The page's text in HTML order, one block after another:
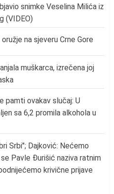
snimke Veselina Milića iz
(VIDEO)
na sjeveru Crne Gore
muškarca, izrečena joj
pamti ovakav slučaj: U
sa 6,2 promila alkohola u
Srbi"; Dajković: Nećemo
Pavle Đurišić naziva ratnim
krivične prijave